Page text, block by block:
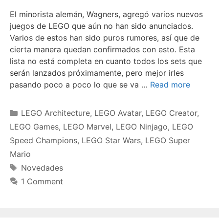
El minorista alemán, Wagners, agregó varios nuevos
juegos de LEGO que aún no han sido anunciados.
Varios de estos han sido puros rumores, así que de
cierta manera quedan confirmados con esto. Esta
lista no está completa en cuanto todos los sets que
serán lanzados próximamente, pero mejor irles
pasando poco a poco lo que se va … Read more
Categories
LEGO Architecture, LEGO Avatar, LEGO Creator,
LEGO Games, LEGO Marvel, LEGO Ninjago, LEGO
Speed Champions, LEGO Star Wars, LEGO Super
Mario
Tags
Novedades
1 Comment